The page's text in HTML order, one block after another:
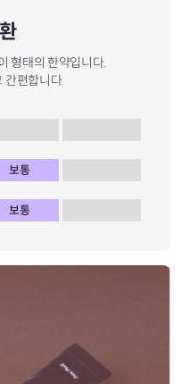
형태의 한약입니다.
간편합니다.
보통
보통